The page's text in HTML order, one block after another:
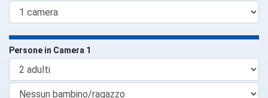
Persone in Camera 1